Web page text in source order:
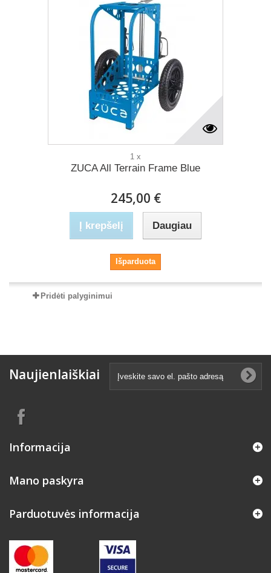
1 x
ZUCA All Terrain Frame Blue
245,00 €
Į krepšelį Daugiau
Išparduota
Pridėti palyginimui
Naujienlaiškiai
Informacija
Mano paskyra
Parduotuvės informacija